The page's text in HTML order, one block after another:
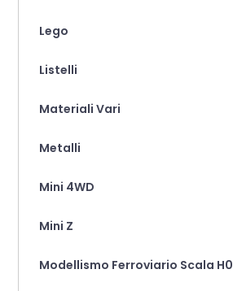
Lego
Listelli
Materiali Vari
Metalli
Mini 4WD
Mini Z
Modellismo Ferroviario Scala H0